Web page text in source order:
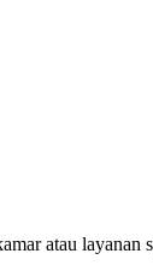
atau layanan